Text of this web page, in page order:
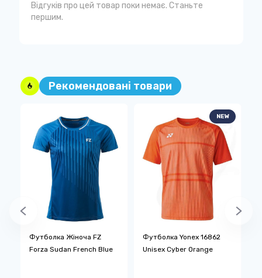
Відгуків про цей товар поки немає. Станьте
першим.
Рекомендовані товари
Футболка Жіноча FZ
Forza Sudan French Blue
NEW
Футболка Yonex 16862
Unisex Cyber Orange